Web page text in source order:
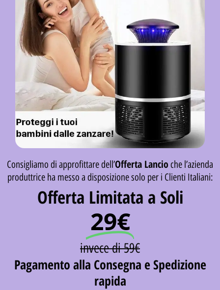
Consigliamo di approfittare dell’Offerta Lancioche l’azienda
produttrice ha messo a disposizione solo per i Clienti Italiani:
Offerta Limitata a Soli
29€
invece di 59€
Pagamento alla Consegna e Spedizione
rapida